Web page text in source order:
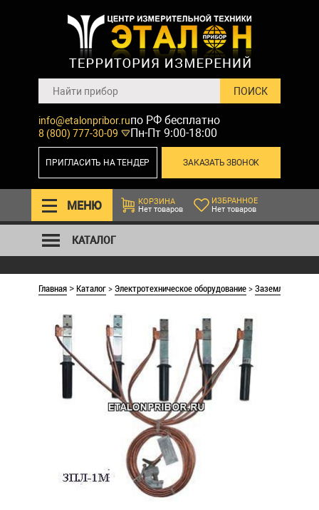
info@etalonpribor.ru
8 (800) 777-30-09
по РФ бесплатно
Пн-Пт 9:00-18:00
ЗАКАЗАТЬ ЗВОНОК
ПРИГЛАСИТЬ НА ТЕНДЕР
МЕНЮ
КОРЗИНА
Нет товаров
ИЗБРАННОЕ
Нет товаров
КАТАЛОГ
Главная >Каталог>Электротехническое оборудование>Заземления